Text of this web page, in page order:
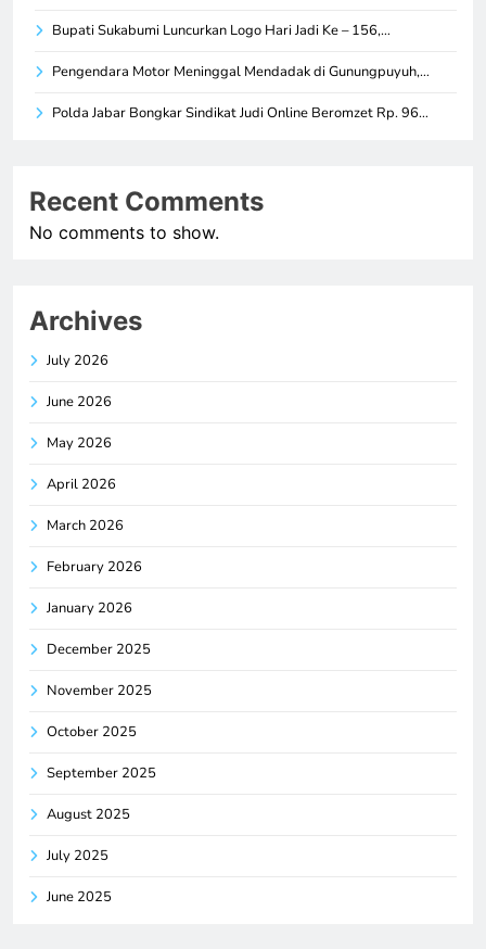
Bupati Sukabumi Luncurkan Logo Hari Jadi Ke – 156,…
Pengendara Motor Meninggal Mendadak di Gunungpuyuh,…
Polda Jabar Bongkar Sindikat Judi Online Beromzet Rp. 96…
Recent Comments
No comments to show.
Archives
July 2026
June 2026
May 2026
April 2026
March 2026
February 2026
January 2026
December 2025
November 2025
October 2025
September 2025
August 2025
July 2025
June 2025